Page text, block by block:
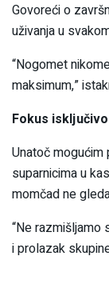
Govoreći o
uživanja u
“Nogomet
maksimum,”
Fokus
Unatoč mogućim
suparnicima u
momčad ne
“Ne razmišljamo
i prolazak